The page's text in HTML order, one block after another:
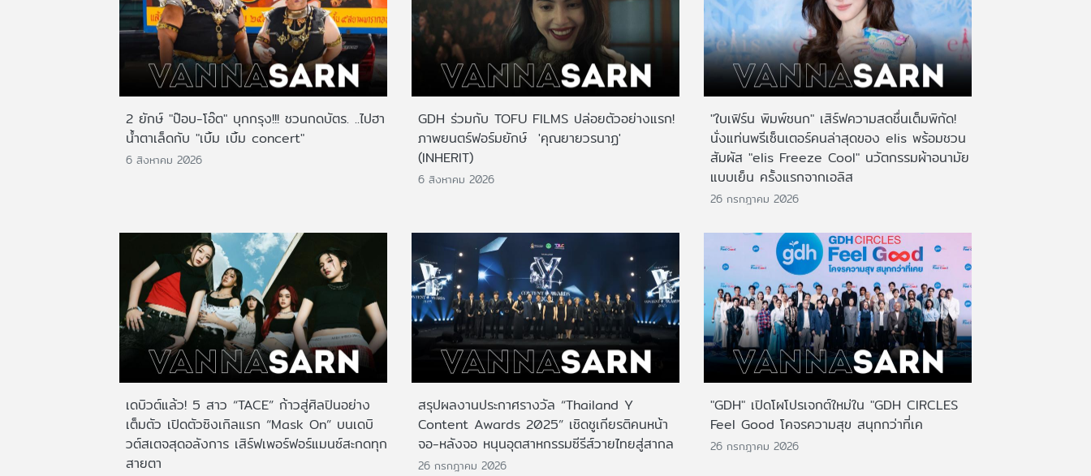
2 ยักษ์ "ป๊อบ-โอ๊ต" บุกกรุง!!! ชวนกดบัตร. ..ไปฮา
น้ำตาเล็ดกับ "เบิ้ม เบิ้ม concert"
6 สิงหาคม 2026
GDH ร่วมกับ TOFU FILMS ปล่อยตัวอย่างแรก!
ภาพยนตร์ฟอร์มยักษ์ 'คุณยายวรนาฏ'
(INHERIT)
6 สิงหาคม 2026
"ใบเฟิร์น พิมพ์ชนก" เสิร์ฟความสดชื่นเต็มพิกัด!
นั่งแท่นพรีเซ็นเตอร์คนล่าสุดของ elis พร้อมชวน
สัมผัส "elis Freeze Cool" นวัตกรรมผ้าอนามัย
แบบเย็น ครั้งแรกจากเอลิส
26 กรกฎาคม 2026
เดบิวต์แล้ว! 5 สาว “TACE” ก้าวสู่ศิลปินอย่าง
เต็มตัว เปิดตัวซิงเกิลแรก “Mask On” บนเดบิ
วต์สเตจสุดอลังการ เสิร์ฟเพอร์ฟอร์แมนซ์สะกดทุก
สายตา
สรุปผลงานประกาศรางวัล “Thailand Y
Content Awards 2025” เชิดชูเกียรติคนหน้า
จอ-หลังจอ หนุนอุตสาหกรรมซีรีส์วายไทยสู่สากล
26 กรกฎาคม 2026
"GDH" เปิดโผโปรเจกต์ใหม่ใน "GDH CIRCLES
Feel Good โคจรความสุข สนุกกว่าที่เค
26 กรกฎาคม 2026